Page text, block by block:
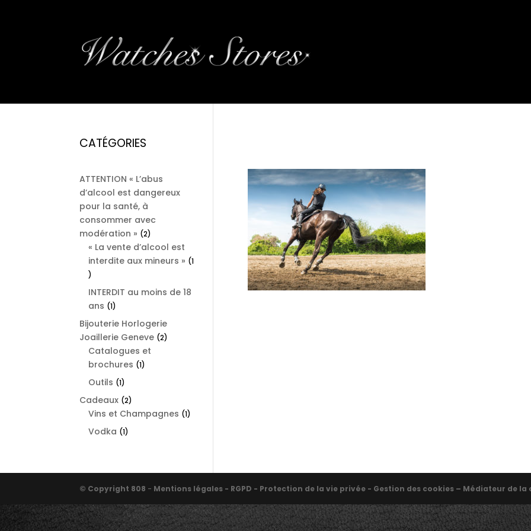
CATÉGORIES
ATTENTION « L’abus
d’alcool est dangereux
pour la santé, à
consommer avec
modération »
22
products
« La vente d’alcool est
interdite aux mineurs »
1
1
product
INTERDIT au moins de 18
ans
11
product
Bijouterie Horlogerie
Joaillerie Geneve
22
Catalogues et
brochures
11
Outils 11
product
Cadeaux 22
products
Vins et Champagnes 11
Vodka 11
© Copyright 808 - Mentions légales - RGPD - Protection de la vie privée - Gestion des cookies – Médiateur de